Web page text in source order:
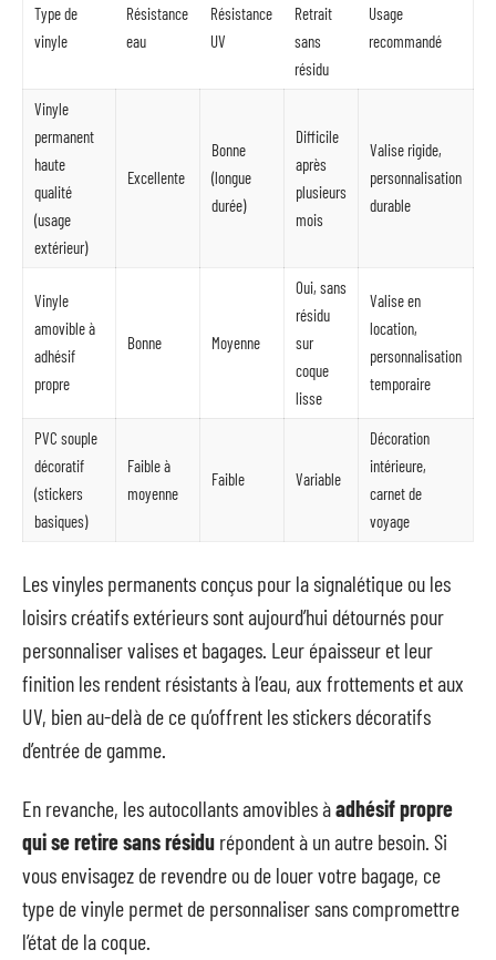
Type de
vinyle
Résistance
eau
Résistance
UV
Retrait
sans
résidu
Usage
recommandé
Vinyle
permanent
haute
qualité
(usage
extérieur)
Excellente
Bonne
(longue
durée)
Difficile
après
plusieurs
mois
Valise rigide,
personnalisation
durable
Vinyle
amovible à
adhésif
propre
Bonne Moyenne
Oui, sans
résidu
sur
coque
lisse
Valise en
location,
personnalisation
temporaire
PVC souple
décoratif
(stickers
basiques)
Faible à
moyenne
Faible Variable
Décoration
intérieure,
carnet de
voyage
Les vinyles permanents conçus pour la signalétique ou les
loisirs créatifs extérieurs sont aujourd’hui détournés pour
personnaliser valises et bagages. Leur épaisseur et leur
finition les rendent résistants à l’eau, aux frottements et aux
UV, bien au-delà de ce qu’offrent les stickers décoratifs
d’entrée de gamme.
En revanche, les autocollants amovibles àadhésif propre
qui se retire sans résidu répondent à un autre besoin. Si
vous envisagez de revendre ou de louer votre bagage, ce
type de vinyle permet de personnaliser sans compromettre
l’état de la coque.